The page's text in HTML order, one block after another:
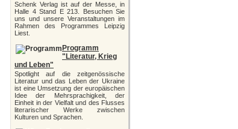
Schenk Verlag ist auf der Messe, in
Halle 4 Stand E 213. Besuchen Sie
uns und unsere Veranstaltungen im
Rahmen des Programmes Leipzig
Liest.
Programm
"Literatur, Krieg
und Leben"
Spotlight auf die zeitgenössische
Literatur und das Leben der Ukraine
ist eine Umsetzung der europäischen
Idee der Mehrsprachigkeit, der
Einheit in der Vielfalt und des Flusses
literarischer Werke zwischen
Kulturen und Sprachen.